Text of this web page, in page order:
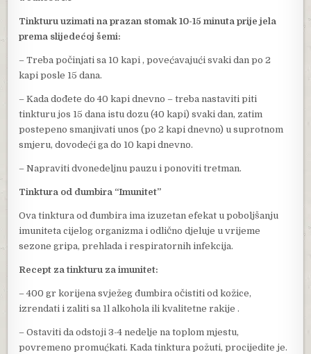
Tinkturu uzimati na prazan stomak 10-15 minuta prije jela
prema slijedećoj šemi:
– Treba počinjati sa 10 kapi , povećavajući svaki dan po 2
kapi posle 15 dana.
– Kada dođete do 40 kapi dnevno – treba nastaviti piti
tinkturu jos 15 dana istu dozu (40 kapi) svaki dan, zatim
postepeno smanjivati unos (po 2 kapi dnevno) u suprotnom
smjeru, dovodeći ga do 10 kapi dnevno.
– Napraviti dvonedeljnu pauzu i ponoviti tretman.
Tinktura od đumbira “Imunitet”
Ova tinktura od đumbira ima izuzetan efekat u poboljšanju
imuniteta cijelog organizma i odlično djeluje u vrijeme
sezone gripa, prehlada i respiratornih infekcija.
Recept za tinkturu za imunitet:
– 400 gr korijena svježeg đumbira očistiti od kožice,
izrendati i zaliti sa 1l alkohola ili kvalitetne rakije .
– Ostaviti da odstoji 3-4 nedelje na toplom mjestu,
povremeno promućkati. Kada tinktura požuti, procijedite je.